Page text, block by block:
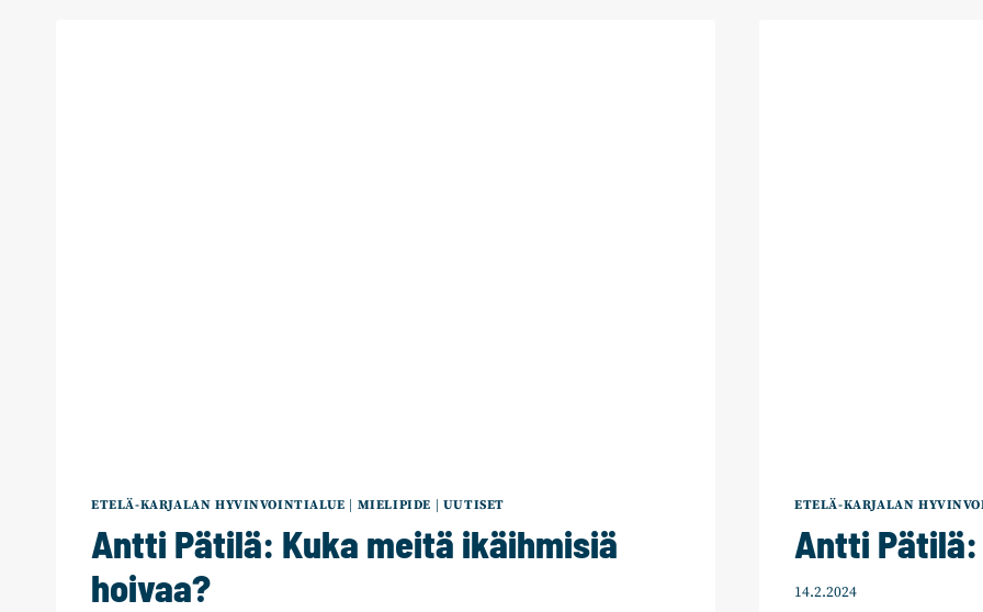
ETELÄ-KARJALAN HYVINVOINTIALUE MIELIPIDE UUTISET
Antti Pätilä: Kuka meitä ikäihmisiä
hoivaa?
ETELÄ-KARJALAN
Antti
14.2.2024